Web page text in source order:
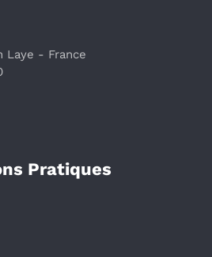
Laye - France
Pratiques